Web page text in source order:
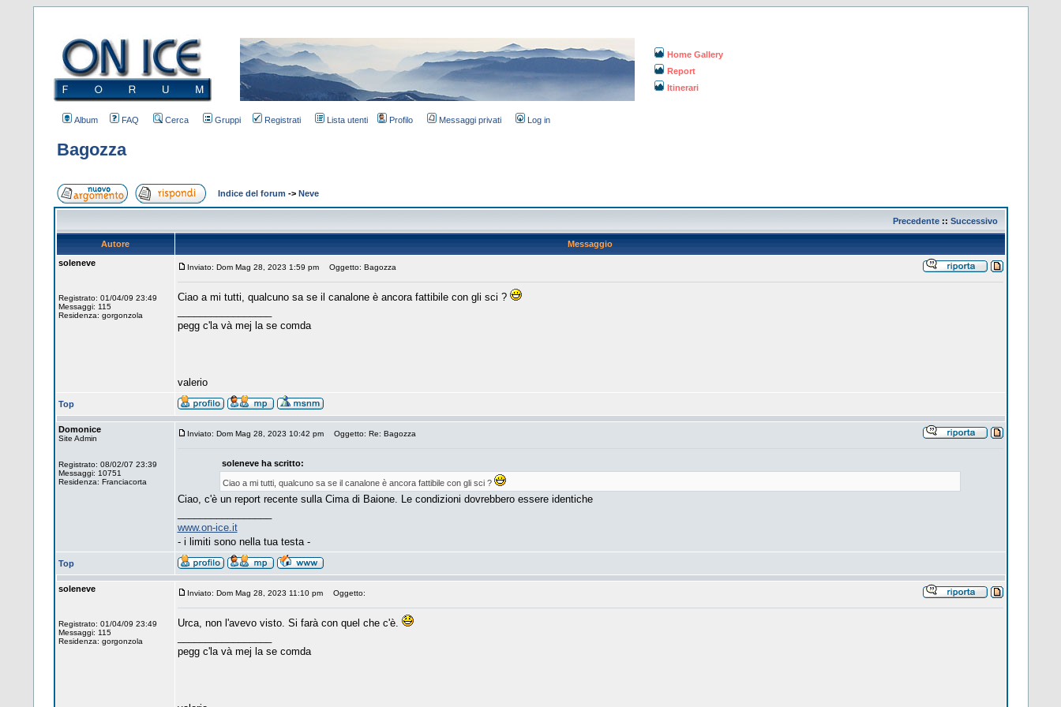
Home Gallery
Report
Itinerari
Album FAQ Cerca Gruppi Registrati Lista utenti Profilo Messaggi privati Log in
Bagozza
Indice del forum -> Neve
Precedente:: Successivo
Autore
Messaggio
soleneve
Registrato: 01/04/09 23:49
Messaggi: 115
Residenza: gorgonzola
Inviato: Dom Mag 28, 2023 1:59 pm Oggetto: Bagozza
Ciao a mi tutti, qualcuno sa se il canalone è ancora fattibile con gli sci ?
pegg c'la và mej la se comda
valerio
Top
Domonice
Site Admin
Registrato: 08/02/07 23:39
Messaggi: 10751
Residenza: Franciacorta
Inviato: Dom Mag 28, 2023 10:42 pm Oggetto: Re: Bagozza
soleneve ha scritto:
Ciao a mi tutti, qualcuno sa se il canalone è ancora fattibile con gli sci ?
Ciao, c'è un report recente sulla Cima di Baione. Le condizioni dovrebbero essere identiche
www.on-ice.it
- i limiti sono nella tua testa -
Top
soleneve
Registrato: 01/04/09 23:49
Messaggi: 115
Residenza: gorgonzola
Inviato: Dom Mag 28, 2023 11:10 pm Oggetto:
Urca, non l'avevo visto. Si farà con quel che c'è.
pegg c'la và mej la se comda